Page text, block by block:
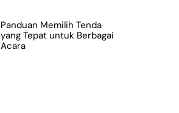
Panduan Memilih Tenda
yang Tepat untuk Berbagai
Acara